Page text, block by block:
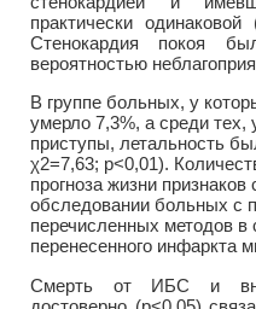
практически
Стенокардия покоя
вероятностью
В группе больных, у
умерло 7,3%, а среди тех,
приступы, летальность
χ2=7,63; р<0,01).
прогноза жизни
обследовании больных с
перечисленных методов в
перенесенного инфаркта
Смерть от ИБС и